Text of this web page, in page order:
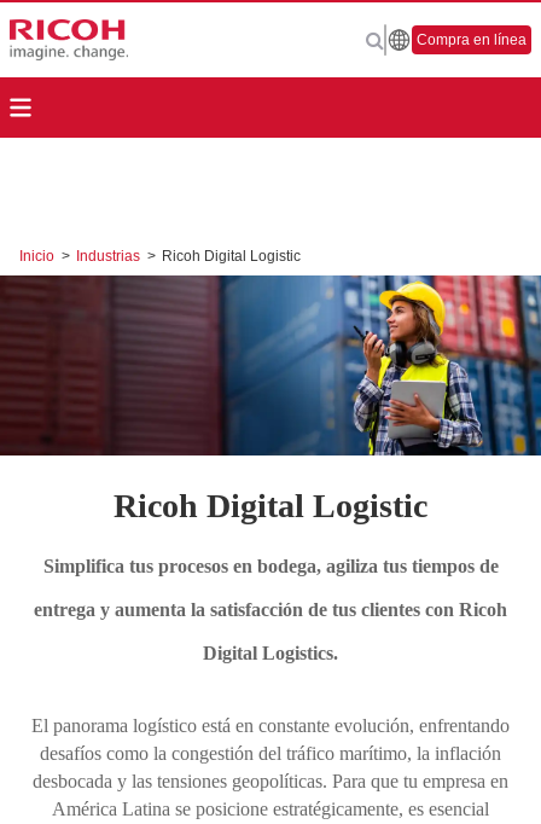
Compra en línea
Inicio > Industrias > Ricoh Digital Logistic
Ricoh Digital Logistic
Simplifica tus procesos en bodega, agiliza tus tiempos de
entrega y aumenta la satisfacción de tus clientes con Ricoh
Digital Logistics.
El panorama logístico está en constante evolución, enfrentando
desafíos como la congestión del tráfico marítimo, la inflación
desbocada y las tensiones geopolíticas. Para que tu empresa en
América Latina se posicione estratégicamente, es esencial